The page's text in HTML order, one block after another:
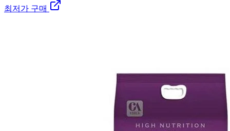
최저가 구매